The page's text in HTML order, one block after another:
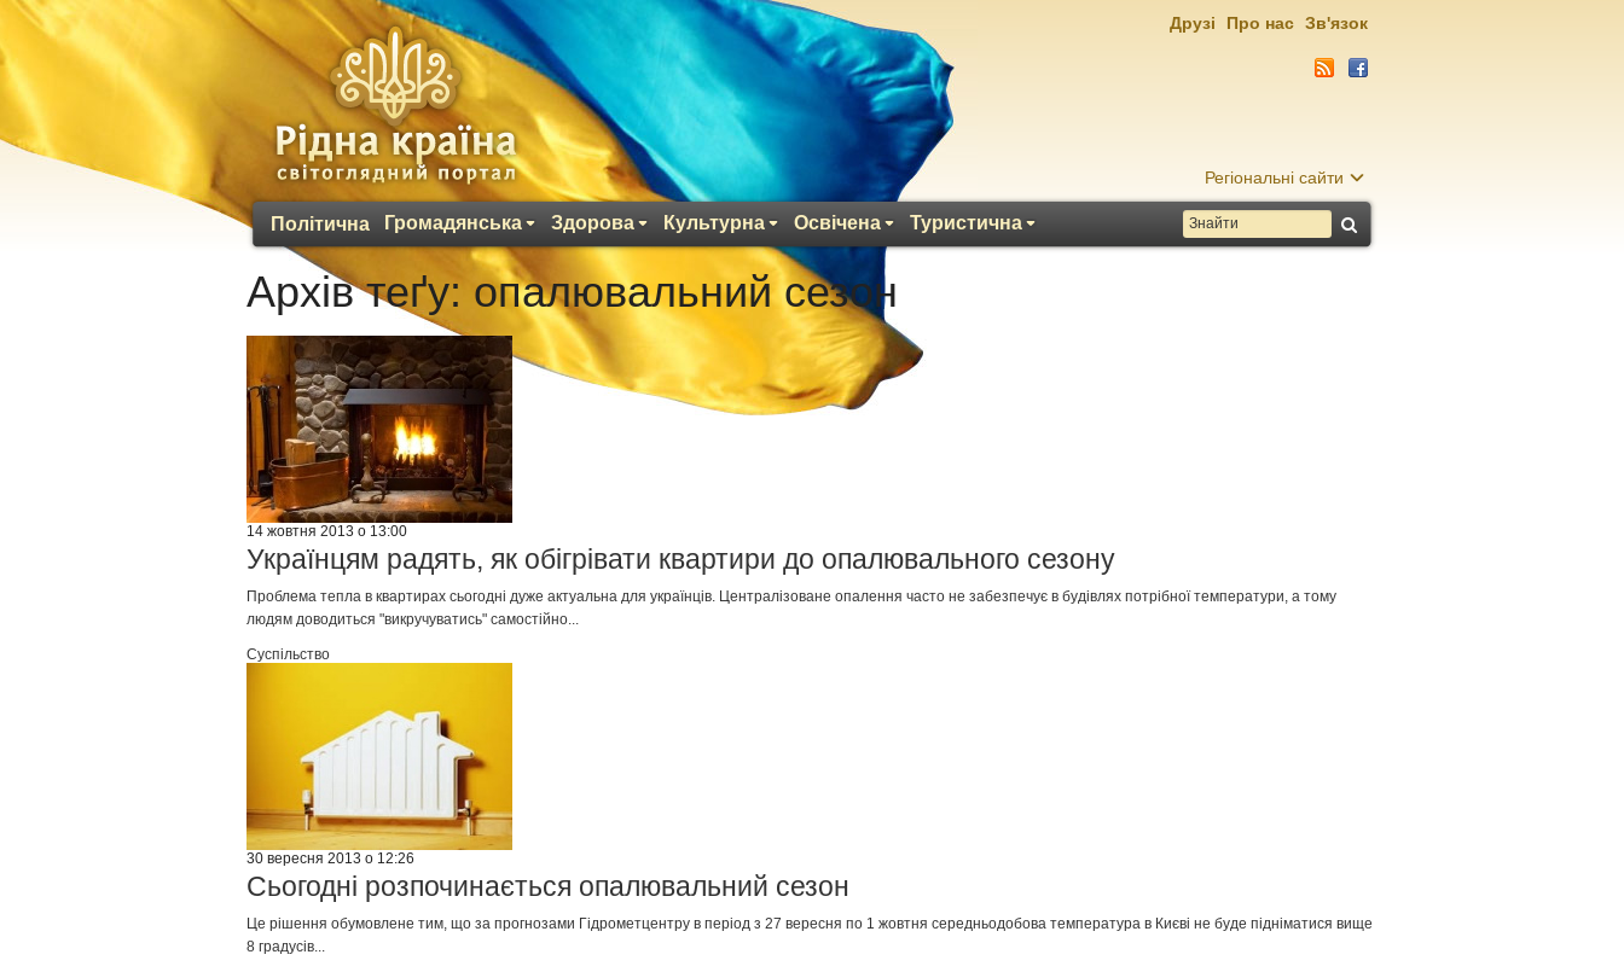
Регіональні сайти
Політична Громадянська Здорова Культурна Освічена Туристична
Друзі Про нас Зв'язок
Архів теґу: опалювальний сезон
14 жовтня 2013 о 13:00
Українцям радять, як обігрівати квартири до опалювального сезону
Проблема тепла в квартирах сьогодні дуже актуальна для українців. Централізоване опалення часто не забезпечує в будівлях потрібної температури, а тому
людям доводиться "викручуватись" самостійно...
Суспільство
30 вересня 2013 о 12:26
Сьогодні розпочинається опалювальний сезон
Це рішення обумовлене тим, що за прогнозами Гідрометцентру в період з 27 вересня по 1 жовтня середньодобова температура в Києві не буде підніматися вище
8 градусів...